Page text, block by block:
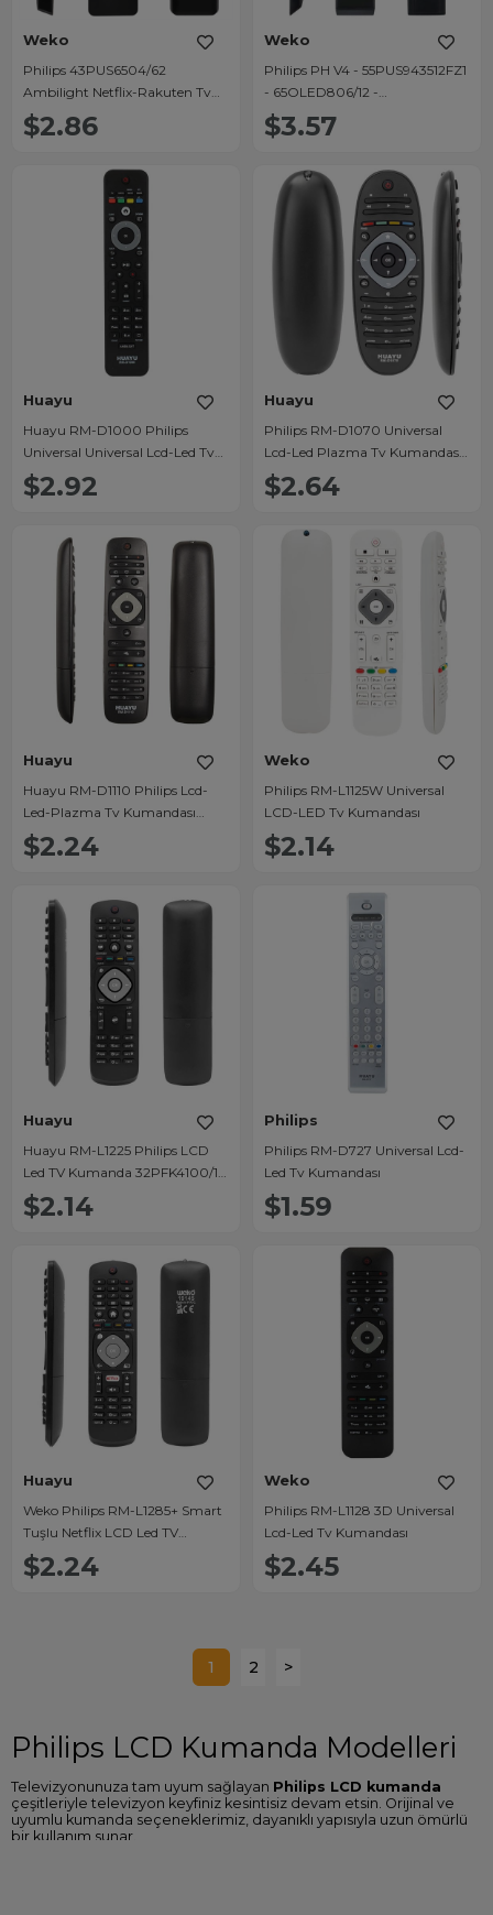
Weko
Philips 43PUS6504/62
Ambilight Netflix-Rakuten Tv
Tuşlu Led Tv Kumandası
$2.86
Weko
Philips PH V4 - 55PUS943512FZ1
- 65OLED806/12 -
65OLED856/12 - 65PML9507/12
Netflix-Rakuten TV-Prime Video
Kumanda
$3.57
Huayu
Huayu RM-D1000 Philips
Universal Universal Lcd-Led Tv
Kumandası
$2.92
Huayu
Philips RM-D1070 Universal
Lcd-Led Plazma Tv Kumandası
30568
$2.64
Huayu
Huayu RM-D1110 Philips Lcd-
Led-Plazma Tv Kumandası
(M7485601110X)
$2.24
Weko
Philips RM-L1125W Universal
LCD-LED Tv Kumandası
$2.14
Huayu
Huayu RM-L1225 Philips LCD
Led TV Kumanda 32PFK4100/12
- 55PUS7170 - 49PUS7170
$2.14
Philips
Philips RM-D727 Universal Lcd-
Led Tv Kumandası
$1.59
Huayu
Weko Philips RM-L1285+ Smart
Tuşlu Netflix LCD Led TV
Kumanda
$2.24
Weko
Philips RM-L1128 3D Universal
Lcd-Led Tv Kumandası
$2.45
1 2 >
Philips LCD Kumanda Modelleri
Televizyonunuza tam uyum sağlayan Philips LCD kumanda
çeşitleriyle televizyon keyfiniz kesintisiz devam etsin. Orijinal ve
uyumlu kumanda seçeneklerimiz, dayanıklı yapısıyla uzun ömürlü
bir kullanım sunar.